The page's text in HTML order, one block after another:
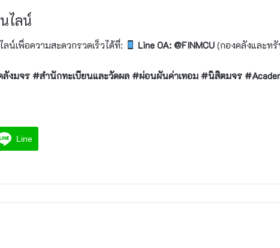
ไลน์
น์เพื่อความสะดวกรวดเร็วได้ที่: Line OA: @FINMCU (กองคลังและท
งมจร #สำนักทะเบียนและวัดผล #ผ่อนผันค่าเทอม #นิสิตมจร
Line